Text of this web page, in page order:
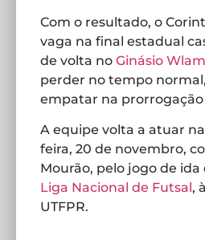
Com o resultado, o
vaga na final estadual
de volta no Ginásio
perder no tempo
empatar na prorrogação
A equipe volta a atuar
feira, 20 de novembro,
Mourão, pelo jogo de ida
Liga Nacional de Futsal,
UTFPR.